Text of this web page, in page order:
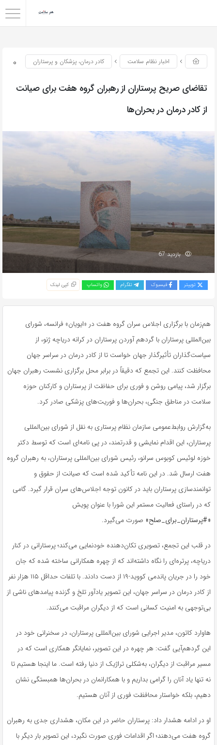
0 اخبار نظام سلامت کادر درمان، پزشکان و پرستاران
تقاضای صریح پرستاران از رهبران گروه هفت برای صیانت
از کادر درمان در بحران‌ها
بازدید 67
توییتر فیسبوک تلگرام واتساپ کپی لینک
هم‌زمان با برگزاری اجلاس سران گروه هفت در «ایویان» فرانسه، شورای
بین‌المللی پرستاران با گردهم آوردن پرستاران در کرانه دریاچه ژنو، از
سیاست‌گذاران تأثیرگذار جهان خواست تا از کادر درمان در سراسر جهان
محافظت کنند. این تجمع که دقیقاً در برابر محل برگزاری نشست رهبران جهان
برگزار شد، پیامی روشن و فوری برای حفاظت از پرستاران و کارکنان حوزه
سلامت در مناطق جنگی، بحران‌ها و فوریت‌های پزشکی صادر کرد.
به‌گزارش روابط‌عمومی سازمان نظام پرستاری به نقل از شورای بین‌المللی
پرستاران، این اقدام نمایشی و قدرتمند، در پی نامه‌ای است که توسط دکتر
خوزه لوئیس کوبوس سرانو، رئیس شورای بین‌المللی پرستاران، به رهبران گروه
هفت ارسال شد. در این نامه تأکید شده است که صیانت از حقوق و
توانمندسازی پرستاران باید در کانون توجه اجلاس‌های سران قرار گیرد. گامی
که در راستای فعالیت مستمر این شورا با عنوان پویش
«#پرستاران_برای_صلح» صورت می‌گیرد.
در قلب این تجمع، تصویری تکان‌دهنده خودنمایی می‌کند؛ پرستارانی در کنار
دریاچه، پرتره‌ای را نگاه داشته‌اند که از چهره همکارانی ساخته شده که جان
خود را در جریان پاندمی کووید-۱۹ از دست دادند. با تلفات حداقل ۱۱۵ هزار نفر
از کادر درمان در سراسر جهان، این تصویر یادآور تلخ و گزنده پیامدهای ناشی از
بی‌توجهی به امنیت کسانی است که از دیگران مراقبت می‌کنند.
هاوارد کاتون، مدیر اجرایی شورای بین‌المللی پرستاران، در سخنرانی خود در
این گردهم‌آیی گفت: هر چهره در این تصویر، نمایانگر همکاری است که در
مسیر مراقبت از دیگران، به‌شکلی تراژیک از دنیا رفته است. ما اینجا هستیم تا
نه تنها یاد آنان را گرامی بداریم و با همکارانمان در بحران‌ها همبستگی نشان
دهیم، بلکه خواستار محافظت فوری از آنان هستیم.
او در ادامه هشدار داد: پرستاران حاضر در این مکان، هشداری جدی به رهبران
گروه هفت می‌دهند؛ اگر اقدامات فوری صورت نگیرد، این تصویر بار دیگر با